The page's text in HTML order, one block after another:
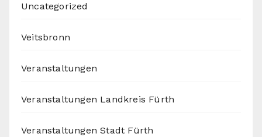
Uncategorized
Veitsbronn
Veranstaltungen
Veranstaltungen Landkreis Fürth
Veranstaltungen Stadt Fürth